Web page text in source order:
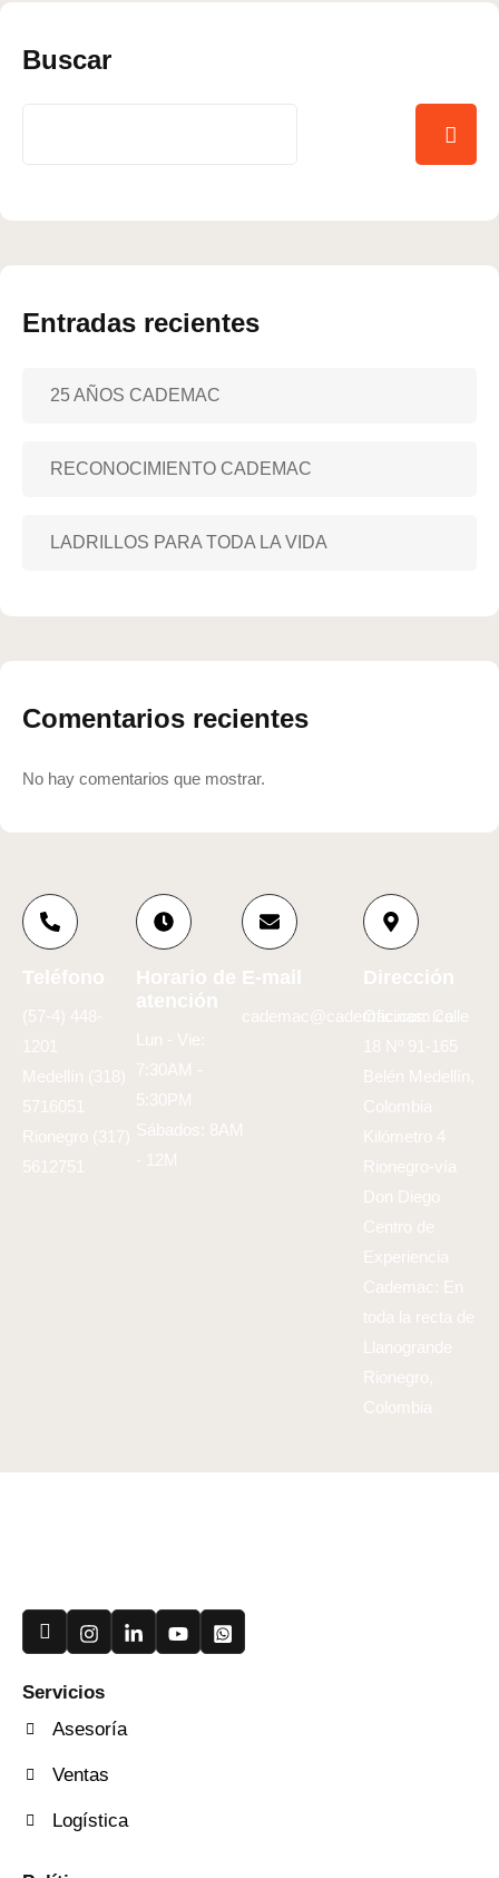
Buscar
Entradas recientes
25 AÑOS CADEMAC
RECONOCIMIENTO CADEMAC
LADRILLOS PARA TODA LA VIDA
Comentarios recientes
No hay comentarios que mostrar.
Teléfono
(57-4) 448-
1201
Medellín (318)
5716051
Rionegro (317)
5612751
Horario de
atención
Lun - Vie:
7:30AM -
5:30PM
Sábados: 8AM
- 12M
E-mail
cademac@cademac.com.co
Dirección
Oficinas: Calle
18 Nº 91-165
Belén Medellín,
Colombia
Kilómetro 4
Rionegro-vía
Don Diego
Centro de
Experiencia
Cademac: En
toda la recta de
Llanogrande
Rionegro,
Colombia
Servicios
Asesoría
Ventas
Logística